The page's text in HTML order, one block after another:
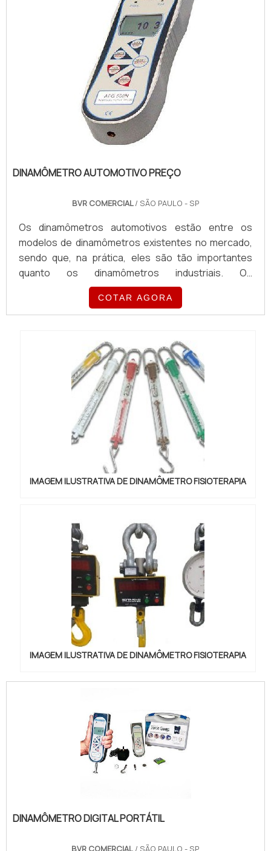
de tração e compressão, de forma...
DINAMÔMETRO AUTOMOTIVO PREÇO
BVR COMERCIAL/ SÃO PAULO - SP
Os dinamômetros automotivos estão entre os
modelos de dinamômetros existentes no mercado,
sendo que, na prática, eles são tão importantes
quanto os dinamômetros industriais. Os
dinamômetros são utilizados para realizar a medição
de produtos, obtendo resultados precisos sobre
todos os testes realizados em diferentes insumos.
que atuam no ramo industrial com materiais que
precisam passar p...
COTAR AGORA
IMAGEM ILUSTRATIVA DE DINAMÔMETRO FISIOTERAPIA
IMAGEM ILUSTRATIVA DE DINAMÔMETRO FISIOTERAPIA
DINAMÔMETRO DIGITAL PORTÁTIL
BVR COMERCIAL / SÃO PAULO - SP